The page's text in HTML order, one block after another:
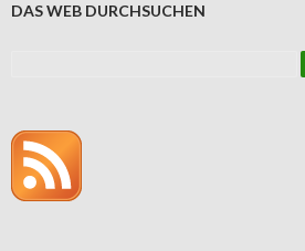
DAS WEB DURCHSUCHEN